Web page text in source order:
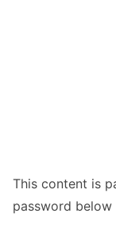
This content is
password